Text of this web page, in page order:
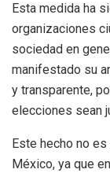
Esta medida ha
organizaciones
sociedad en
manifestado su
y transparente,
elecciones sean
Este hecho no
México, ya que